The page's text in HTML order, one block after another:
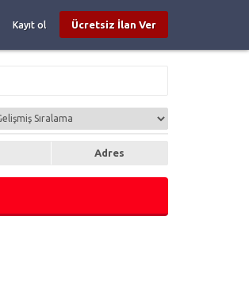
Kayıt ol Ücretsiz İlan Ver
Adres